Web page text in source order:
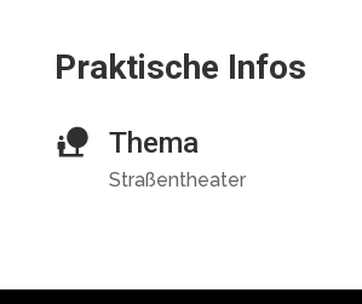
Praktische Infos
Thema
Straßentheater